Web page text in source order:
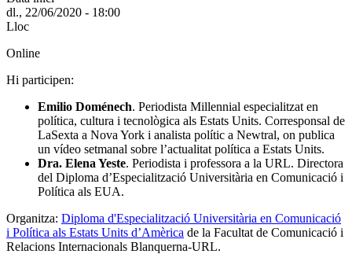
dl., 22/06/2020 - 18:00
Lloc
Online
Hi participen:
Emilio Doménech. Periodista Millennial especialitzat en
política, cultura i tecnològica als Estats Units. Corresponsal de
LaSexta a Nova York i analista polític a Newtral, on publica
un vídeo setmanal sobre l’actualitat política a Estats Units.
Dra. Elena Yeste. Periodista i professora a la URL. Directora
del Diploma d’Especialització Universitària en Comunicació i
Política als EUA.
Organitza: Diploma d'Especialització Universitària en Comunicació
i Política als Estats Units d’Amèrica de la Facultat de Comunicació i
Relacions Internacionals Blanquerna-URL.